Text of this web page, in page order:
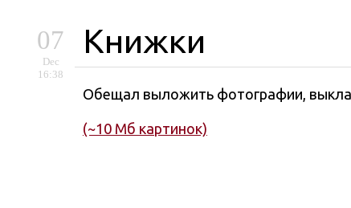
07
Dec
16:38
Книжки
Обещал выложить фотографии,
(~10 Мб картинок)